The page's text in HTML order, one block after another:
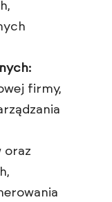
firmy,
oraz